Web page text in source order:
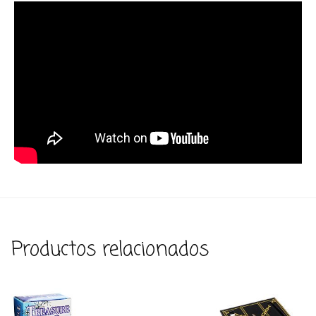
Productos relacionados